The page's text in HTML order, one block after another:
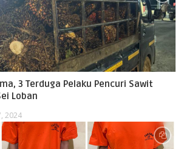
3 Terduga Pelaku Pencuri Sawit
Loban
2024